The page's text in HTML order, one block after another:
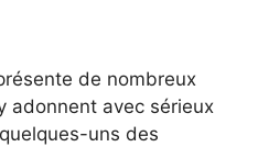
de nombreux
adonnent avec sérieux
uns des